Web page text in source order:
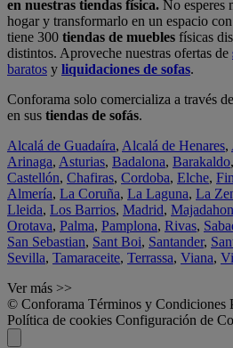
en nuestras tiendas física. No esperes
hogar y transformarlo en un espacio
tiene 300 tiendas de muebles físicas
distintos. Aproveche nuestras ofertas de
baratos y liquidaciones de sofas.
Conforama solo comercializa a través
en sus tiendas de sofás.
Alcalá de Guadaíra, Alcalá de Henares,
Arinaga, Asturias, Badalona, Barakaldo,
Castellón, Chafiras, Cordoba, Elche,
Almería, La Coruña, La Laguna, La
Lleida, Los Barrios, Madrid,
Orotava, Palma, Pamplona, Rivas,
San Sebastian, Sant Boi, Santander,
Sevilla, Tamaraceite, Terrassa, Viana,
Ver más >>
© Conforama Términos y Condiciones
Política de cookies Configuración de